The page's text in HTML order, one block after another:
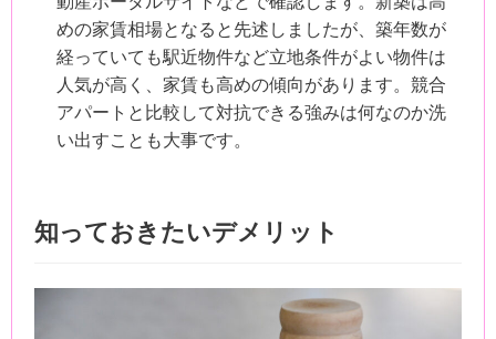
めの家賃相場となると先述しましたが、築年数が
経っていても駅近物件など立地条件がよい物件は
人気が高く、家賃も高めの傾向があります。競合
アパートと比較して対抗できる強みは何なのか洗
い出すことも大事です。
知っておきたいデメリット